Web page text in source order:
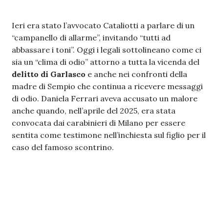
Ieri era stato l’avvocato Cataliotti a parlare di un
“campanello di allarme”, invitando “tutti ad
abbassare i toni”. Oggi i legali sottolineano come ci
sia un “clima di odio” attorno a tutta la vicenda del
delitto di Garlasco e anche nei confronti della
madre di Sempio che continua a ricevere messaggi
di odio. Daniela Ferrari aveva accusato un malore
anche quando, nell’aprile del 2025, era stata
convocata dai carabinieri di Milano per essere
sentita come testimone nell’inchiesta sul figlio per il
caso del famoso scontrino.